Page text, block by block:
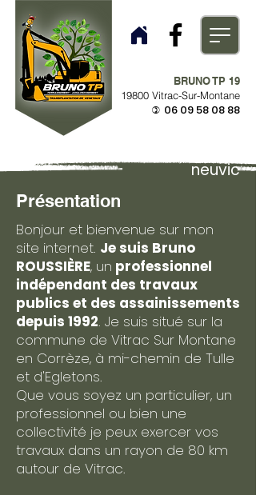
BRUNO TP 19
19800 Vitrac-Sur-Montane
) 06 09 58 08 88
neuvic
Présentation
Bonjour et bienvenue sur mon
site internet. Je suis Bruno
ROUSSIÈRE, un professionnel
indépendant des travaux
publics et des assainissements
depuis 1992. Je suis situé sur la
commune de Vitrac Sur Montane
en Corrèze, à mi-chemin de Tulle
et d'Egletons.
Que vous soyez un particulier, un
professionnel ou bien une
collectivité je peux exercer vos
travaux dans un rayon de 80 km
autour de Vitrac.